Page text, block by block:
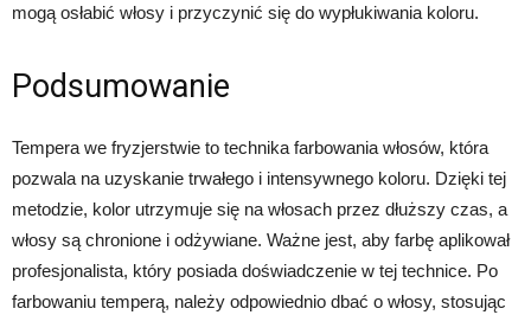
mogą osłabić włosy i przyczynić się do wypłukiwania koloru.
Podsumowanie
Tempera we fryzjerstwie to technika farbowania włosów, która
pozwala na uzyskanie trwałego i intensywnego koloru. Dzięki tej
metodzie, kolor utrzymuje się na włosach przez dłuższy czas, a
włosy są chronione i odżywiane. Ważne jest, aby farbę aplikował
profesjonalista, który posiada doświadczenie w tej technice. Po
farbowaniu temperą, należy odpowiednio dbać o włosy, stosując